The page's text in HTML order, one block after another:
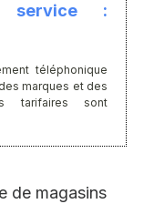
service :
téléphonique
marques et des
tarifaires sont
de magasins